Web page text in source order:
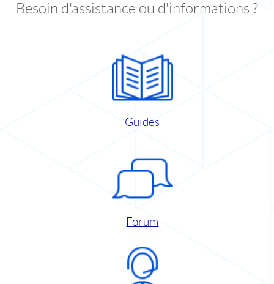
Besoin d'assistance ou d'informations ?
Guides
Forum